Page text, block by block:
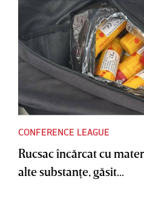
CONFERENCE LEAGUE
Rucsac încărcat cu
alte substanţe, găsit...